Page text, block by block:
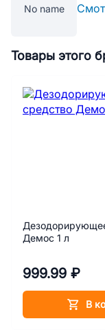
No name
Товары этого
Демос 1 л
999.99 ₽
В